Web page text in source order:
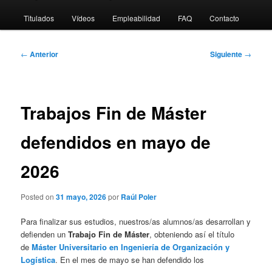
Titulados Vídeos Empleabilidad FAQ Contacto
Navegación
← Anterior Siguiente →
Trabajos Fin de Máster
defendidos en mayo de
2026
Posted on31 mayo, 2026por Raúl Poler
Para finalizar sus estudios, nuestros/as alumnos/as desarrollan y
defienden unTrabajo Fin de Máster, obteniendo así el título
deMáster Universitario en Ingeniería de Organización y
Logística. En el mes de mayo se han defendido los